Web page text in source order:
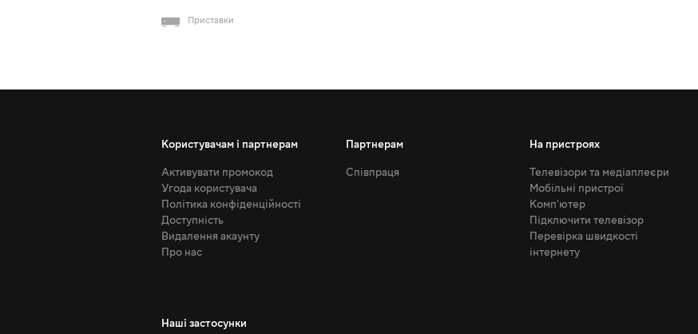
Приставки
Користувачам і партнерам
Активувати промокод
Угода користувача
Політика конфіденційності
Доступність
Видалення акаунту
Про нас
Партнерам
Співпраця
На пристроях
Телевізори та медіаплеєри
Мобільні пристрої
Комп'ютер
Підключити телевізор
Перевірка швидкості
інтернету
Наші застосунки